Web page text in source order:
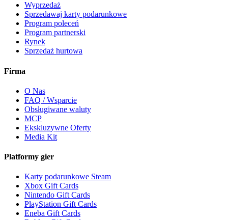
Wyprzedaż
Sprzedawaj karty podarunkowe
Program poleceń
Program partnerski
Rynek
Sprzedaż hurtowa
Firma
O Nas
FAQ / Wsparcie
Obsługiwane waluty
MCP
Ekskluzywne Oferty
Media Kit
Platformy gier
Karty podarunkowe Steam
Xbox Gift Cards
Nintendo Gift Cards
PlayStation Gift Cards
Eneba Gift Cards